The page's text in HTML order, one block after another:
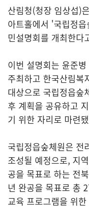
산림청(청장 임상섭)
아트홀에서 '국립정
민설명회를 개최한다
이번 설명회는 윤준
주최하고 한국산림복
대상으로 국립정읍숲
후 계획을 공유하고
기 위한 자리로 마련
국립정읍숲체원은 전
조성될 예정으로, 지
공을 목표로 하는 전
년 완공을 목표로 총
교육 프로그램을 위